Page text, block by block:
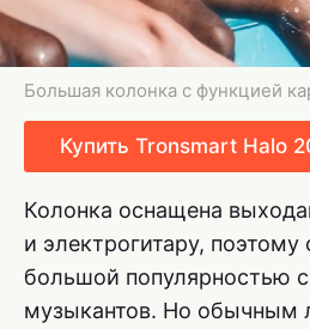
Большая колонка с функцией
Купить Tronsmart Halo
Колонка оснащена
и электрогитару, поэтому
большой популярностью
музыкантов. Но обычным